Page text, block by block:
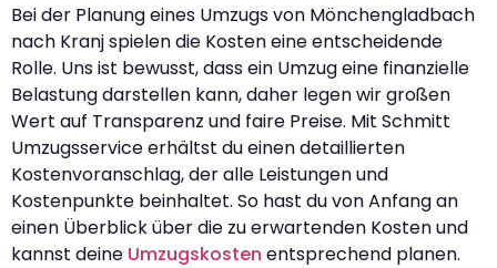
Bei der Planung eines Umzugs von Mönchengladbach
nach Kranj spielen die Kosten eine entscheidende
Rolle. Uns ist bewusst, dass ein Umzug eine finanzielle
Belastung darstellen kann, daher legen wir großen
Wert auf Transparenz und faire Preise. Mit Schmitt
Umzugsservice erhältst du einen detaillierten
Kostenvoranschlag, der alle Leistungen und
Kostenpunkte beinhaltet. So hast du von Anfang an
einen Überblick über die zu erwartenden Kosten und
kannst deine Umzugskosten entsprechend planen.